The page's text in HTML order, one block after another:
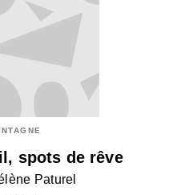
spots de rêve
Paturel